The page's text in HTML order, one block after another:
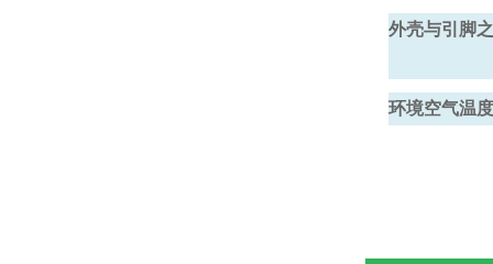
外壳与引脚
环境空气温度